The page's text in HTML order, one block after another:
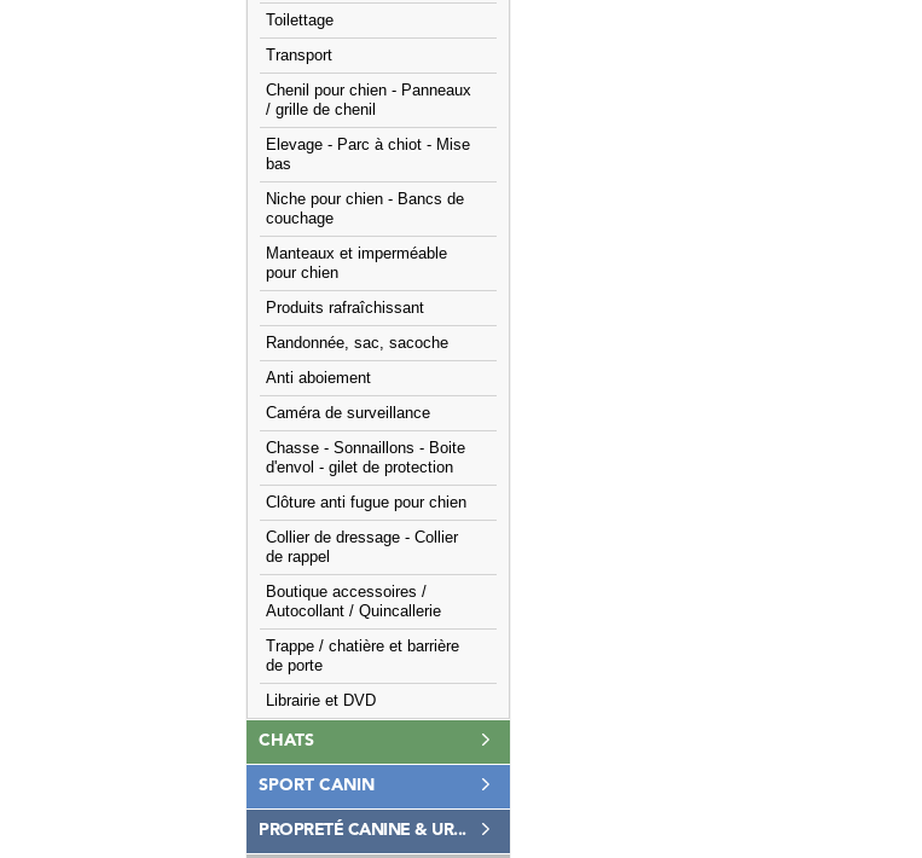
Toilettage
Transport
Chenil pour chien - Panneaux
/ grille de chenil
Elevage - Parc à chiot - Mise
bas
Niche pour chien - Bancs de
couchage
Manteaux et imperméable
pour chien
Produits rafraîchissant
Randonnée, sac, sacoche
Anti aboiement
Caméra de surveillance
Chasse - Sonnaillons - Boite
d'envol - gilet de protection
Clôture anti fugue pour chien
Collier de dressage - Collier
de rappel
Boutique accessoires /
Autocollant / Quincallerie
Trappe / chatière et barrière
de porte
Librairie et DVD
CHATS
SPORT CANIN
PROPRETÉ CANINE & UR...